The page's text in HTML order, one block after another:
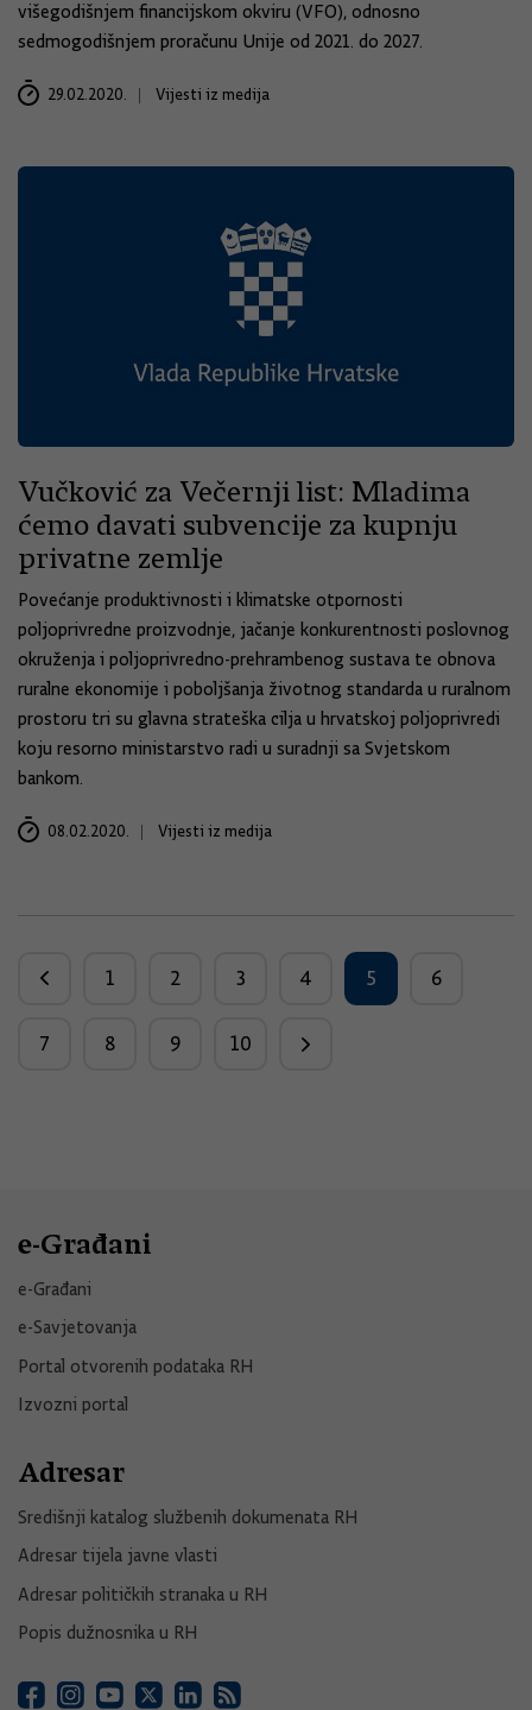
višegodišnjem financijskom okviru (VFO), odnosno
sedmogodišnjem proračunu Unije od 2021. do 2027.
29.02.2020. Vijesti iz medija
Vučković za Večernji list: Mladima
ćemo davati subvencije za kupnju
privatne zemlje
Povećanje produktivnosti i klimatske otpornosti
poljoprivredne proizvodnje, jačanje konkurentnosti poslovnog
okruženja i poljoprivredno-prehrambenog sustava te obnova
ruralne ekonomije i poboljšanja životnog standarda u ruralnom
prostoru tri su glavna strateška cilja u hrvatskoj poljoprivredi
koju resorno ministarstvo radi u suradnji sa Svjetskom
bankom.
08.02.2020. Vijesti iz medija
1 2 3 4 5 6
7 8 9 10
e-Građani
e-Građani
e-Savjetovanja
Portal otvorenih podataka RH
Izvozni portal
Adresar
Središnji katalog službenih dokumenata RH
Adresar tijela javne vlasti
Adresar političkih stranaka u RH
Popis dužnosnika u RH